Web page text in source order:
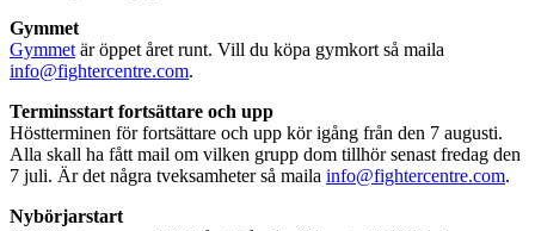
Gymmet
Gymmet är öppet året runt. Vill du köpa gymkort så maila
info@fightercentre.com.
Terminsstart fortsättare och upp
Höstterminen för fortsättare och upp kör igång från den 7 augusti.
Alla skall ha fått mail om vilken grupp dom tillhör senast fredag den
7 juli. Är det några tveksamheter så maila info@fightercentre.com.
Nybörjarstart